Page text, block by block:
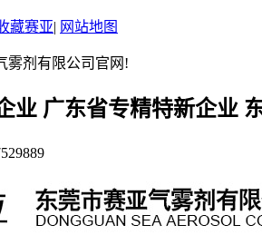
藏赛亚| 网站地图
雾剂有限公司官网!
业 广东省专精特新企业